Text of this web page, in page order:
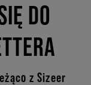
DO
z Sizeer